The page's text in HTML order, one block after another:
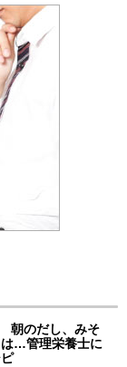
朝のだし、みそ
は…管理栄養士に